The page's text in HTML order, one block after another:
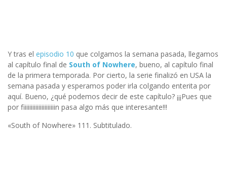
Y tras el episodio 10 que colgamos la semana pasada, llegamos
al capítulo final de South of Nowhere, bueno, al capítulo final
de la primera temporada. Por cierto, la serie finalizó en USA la
semana pasada y esperamos poder irla colgando enterita por
aquí. Bueno, ¿qué podemos decir de este capítulo? ¡¡¡Pues que
por fiiiiiiiiiiiiiiiiiiiiin pasa algo más que interesante!!!
«South of Nowhere» 111. Subtitulado.